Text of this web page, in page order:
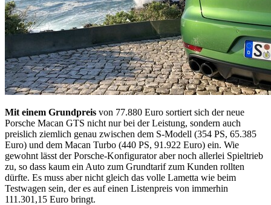
Mit einem Grundpreis von 77.880 Euro sortiert sich der neue
Porsche Macan GTS nicht nur bei der Leistung, sondern auch
preislich ziemlich genau zwischen dem S-Modell (354 PS, 65.385
Euro) und dem Macan Turbo (440 PS, 91.922 Euro) ein. Wie
gewohnt lässt der Porsche-Konfigurator aber noch allerlei Spieltrieb
zu, so dass kaum ein Auto zum Grundtarif zum Kunden rollten
dürfte. Es muss aber nicht gleich das volle Lametta wie beim
Testwagen sein, der es auf einen Listenpreis von immerhin
111.301,15 Euro bringt.